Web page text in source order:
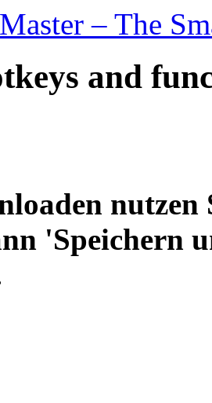
– The
and
nutzen
'Speichern